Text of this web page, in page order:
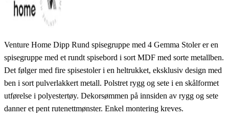
Venture Home Dipp Rund spisegruppe med 4 Gemma Stoler er en
spisegruppe med et rundt spisebord i sort MDF med sorte metallben.
Det følger med fire spisestoler i en heltrukket, eksklusiv design med
ben i sort pulverlakkert metall. Polstret rygg og sete i en skålformet
utførelse i polyestertøy. Dekorsømmen på innsiden av rygg og sete
danner et pent rutenettmønster. Enkel montering kreves.